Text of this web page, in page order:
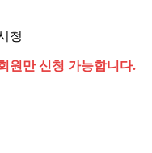
청
원만 신청 가능합니다.